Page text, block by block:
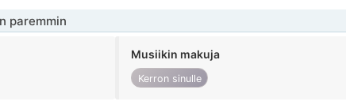
paremmin
Musiikin makuja
Kerron sinulle